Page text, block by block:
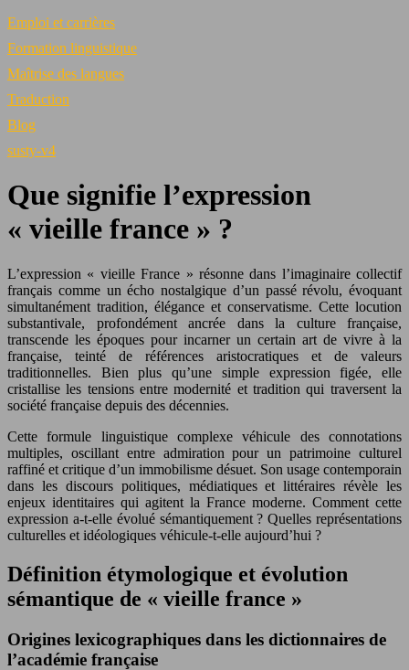
Emploi et carrières
Formation linguistique
Maîtrise des langues
Traduction
Blog
susty-v4
Que signifie l’expression
« vieille france » ?
L’expression « vieille France » résonne dans l’imaginaire collectif
français comme un écho nostalgique d’un passé révolu, évoquant
simultanément tradition, élégance et conservatisme. Cette locution
substantivale, profondément ancrée dans la culture française,
transcende les époques pour incarner un certain art de vivre à la
française, teinté de références aristocratiques et de valeurs
traditionnelles. Bien plus qu’une simple expression figée, elle
cristallise les tensions entre modernité et tradition qui traversent la
société française depuis des décennies.
Cette formule linguistique complexe véhicule des connotations
multiples, oscillant entre admiration pour un patrimoine culturel
raffiné et critique d’un immobilisme désuet. Son usage contemporain
dans les discours politiques, médiatiques et littéraires révèle les
enjeux identitaires qui agitent la France moderne. Comment cette
expression a-t-elle évolué sémantiquement ? Quelles représentations
culturelles et idéologiques véhicule-t-elle aujourd’hui ?
Définition étymologique et évolution
sémantique de « vieille france »
Origines lexicographiques dans les dictionnaires de
l’académie française